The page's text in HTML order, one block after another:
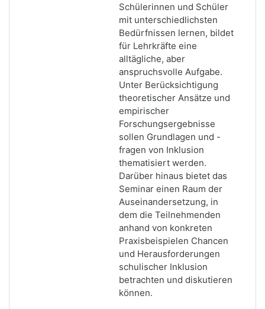
Schülerinnen und Schüler
mit unterschiedlichsten
Bedürfnissen lernen, bildet
für Lehrkräfte eine
alltägliche, aber
anspruchsvolle Aufgabe.
Unter Berücksichtigung
theoretischer Ansätze und
empirischer
Forschungsergebnisse
sollen Grundlagen und -
fragen von Inklusion
thematisiert werden.
Darüber hinaus bietet das
Seminar einen Raum der
Auseinandersetzung, in
dem die Teilnehmenden
anhand von konkreten
Praxisbeispielen Chancen
und Herausforderungen
schulischer Inklusion
betrachten und diskutieren
können.